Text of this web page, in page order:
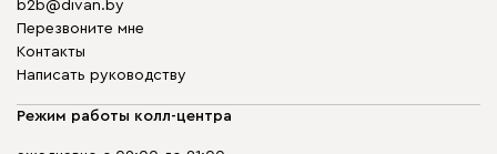
b2b@divan.by
Перезвоните мне
Контакты
Написать руководству
Режим работы колл-центра